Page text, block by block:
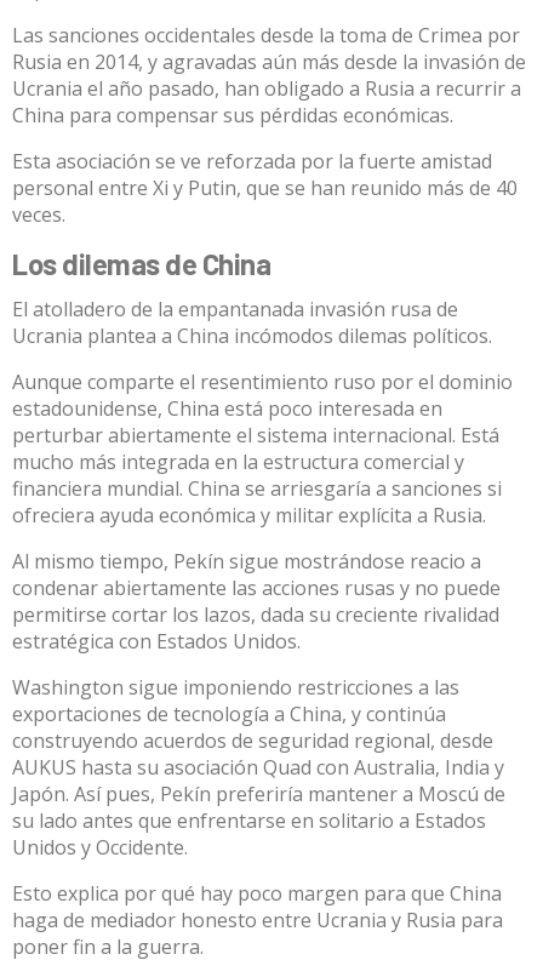
Las sanciones occidentales desde la toma de Crimea por
Rusia en 2014, y agravadas aún más desde la invasión de
Ucrania el año pasado, han obligado a Rusia a recurrir a
China para compensar sus pérdidas económicas.
Esta asociación se ve reforzada por la fuerte amistad
personal entre Xi y Putin, que se han reunido más de 40
veces.
Los dilemas de China
El atolladero de la empantanada invasión rusa de
Ucrania plantea a China incómodos dilemas políticos.
Aunque comparte el resentimiento ruso por el dominio
estadounidense, China está poco interesada en
perturbar abiertamente el sistema internacional. Está
mucho más integrada en la estructura comercial y
financiera mundial. China se arriesgaría a sanciones si
ofreciera ayuda económica y militar explícita a Rusia.
Al mismo tiempo, Pekín sigue mostrándose reacio a
condenar abiertamente las acciones rusas y no puede
permitirse cortar los lazos, dada su creciente rivalidad
estratégica con Estados Unidos.
Washington sigue imponiendo restricciones a las
exportaciones de tecnología a China, y continúa
construyendo acuerdos de seguridad regional, desde
AUKUS hasta su asociación Quad con Australia, India y
Japón. Así pues, Pekín preferiría mantener a Moscú de
su lado antes que enfrentarse en solitario a Estados
Unidos y Occidente.
Esto explica por qué hay poco margen para que China
haga de mediador honesto entre Ucrania y Rusia para
poner fin a la guerra.